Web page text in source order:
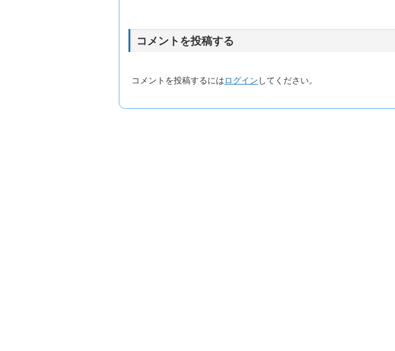
コメントを投稿する
コメントを投稿するにはログイン してください。